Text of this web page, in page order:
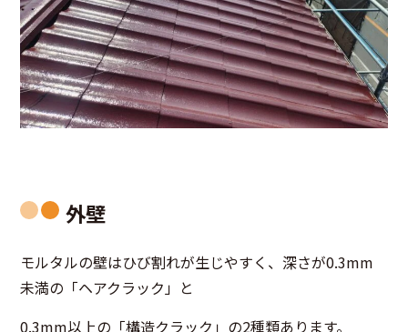
外壁
モルタルの壁はひび割れが生じやすく、深さが0.3mm
未満の「ヘアクラック」と
0.3mm以上の「構造クラック」の2種類あります。